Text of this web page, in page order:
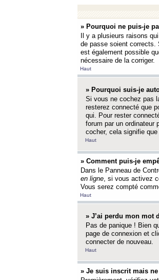
» Pourquoi ne puis-je
Il y a plusieurs raisons
de passe soient corrects.
est également possible
nécessaire de la corriger.
Haut
» Pourquoi suis-je
Si vous ne cochez pas
resterez connecté que
qui. Pour rester
forum par un ordinateur
cocher, cela signifie
Haut
» Comment puis-je
Dans le Panneau de
en ligne, si vous activez
Vous serez compté
Haut
» J’ai perdu mon mot
Pas de panique ! Bien
page de connexion et
connecter de nouveau.
Haut
» Je suis inscrit mais